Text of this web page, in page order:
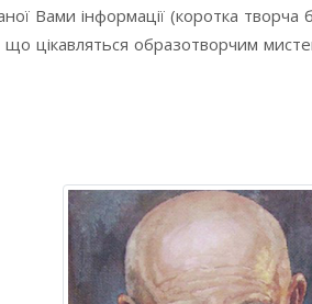
Вами інформації (коротка творча
що цікавляться образотворчим